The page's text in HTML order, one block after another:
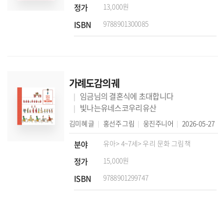
정가 13,000원
ISBN 9788901300085
가례도감의궤
임금님의 결혼식에 초대합니다
빛나는유네스코우리유산
김미혜글 홍선주그림 웅진주니어 2026-05-27
분야 유아> 4~7세> 우리 문화 그림책
정가 15,000원
ISBN 9788901299747